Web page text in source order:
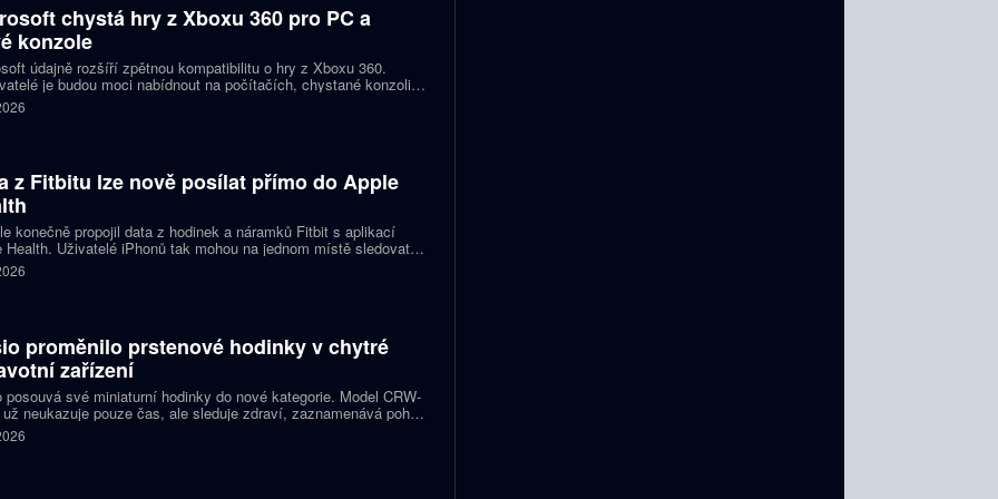
chystá hry z Xboxu 360 pro PC a
konzole
údajně rozšíří zpětnou kompatibilitu o hry z Xboxu 360.
je budou moci nabídnout na počítačích, chystané konzoli
Helix i přenosných zařízeních. První tituly by mohly dorazit
let 2027 a 2028.
z Fitbitu lze nově posílat přímo do Apple
konečně propojil data z hodinek a náramků Fitbit s aplikací
Health. Uživatelé iPhonů tak mohou na jednom místě sledovat
cvičení, spánek i zdravotní údaje. Novinka odstraňuje omezení,
bylo dosud nutné využívat pomocné aplikace nebo jiné
proměnilo prstenové hodinky v chytré
zařízení
posouvá své miniaturní hodinky do nové kategorie. Model CRW-
už neukazuje pouze čas, ale sleduje zdraví, zaznamenává pohyb
na dění v telefonu. Celokovový prsten tak spojuje digitální
šperk a chytré zařízení, které může uživatel nosit po celý den.